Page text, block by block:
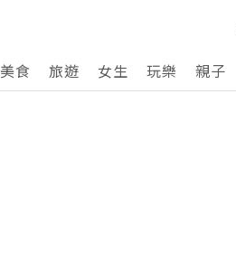
美食 旅遊 女生 玩樂 親子